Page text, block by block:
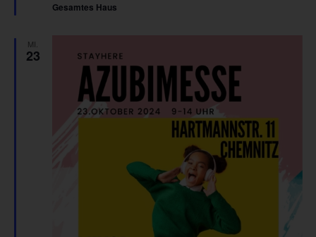
Gesamtes Haus
MI.
23